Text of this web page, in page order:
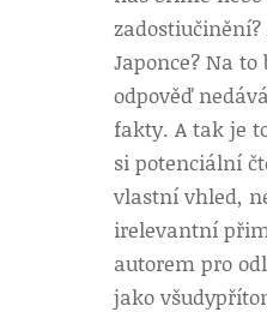
Japonce? Na
odpověď
fakty. A tak je
si potenciální
vlastní vhled,
irelevantní
autorem pro
jako